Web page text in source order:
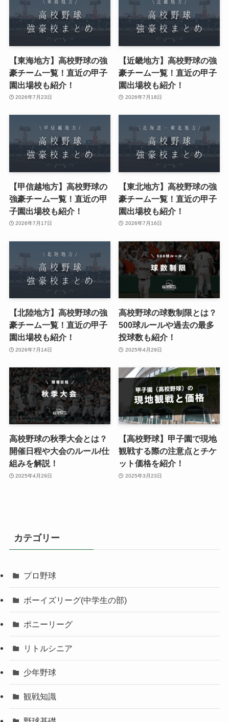
【東海地方】高校野球の強
豪チーム一覧！直近の甲子
園出場校も紹介！
2026年7月23日
【近畿地方】高校野球の強
豪チーム一覧！直近の甲子
園出場校も紹介！
2026年7月18日
【甲信越地方】高校野球の
強豪チーム一覧！直近の甲
子園出場校も紹介！
2026年7月17日
【東北地方】高校野球の強
豪チーム一覧！直近の甲子
園出場校も紹介！
2026年7月16日
【北陸地方】高校野球の強
豪チーム一覧！直近の甲子
園出場校も紹介！
2026年7月14日
高校野球の球数制限とは？
500球ルールや過去の最多
投球数も紹介！
2025年4月29日
高校野球の秋季大会とは？
開催日程や大会のルール/仕
組みを解説！
2025年4月29日
【高校野球】甲子園で現地
観戦する際の注意点とチケ
ット価格を紹介！
2025年3月23日
カテゴリー
プロ野球
ボーイズリーグ(中学生の部)
ポニーリーグ
リトルシニア
少年野球
観戦知識